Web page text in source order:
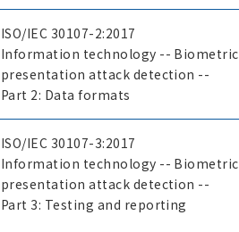
ISO/IEC 30107-2:2017
Information technology -- Biometric
presentation attack detection --
Part 2: Data formats
ISO/IEC 30107-3:2017
Information technology -- Biometric
presentation attack detection --
Part 3: Testing and reporting